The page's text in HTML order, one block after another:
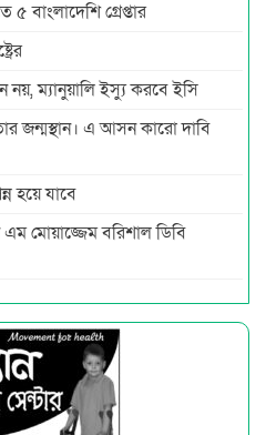
বাংলাদেশি গ্রেপ্তার
নয়, ম্যানুয়ালি ইস্যু করবে ইসি
জন্মস্থান। এ আসন কারো দাবি
হয়ে যাবে
মোয়াজ্জেম বরিশাল ডিবি